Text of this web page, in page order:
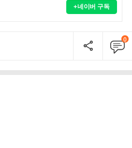
+네이버 구독
0